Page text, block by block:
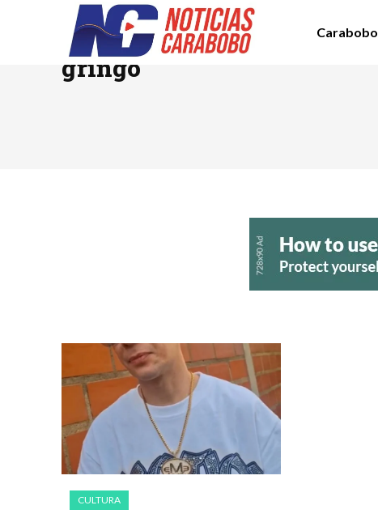
Carabobo
TAG RESULTS:
gringo
CULTURA